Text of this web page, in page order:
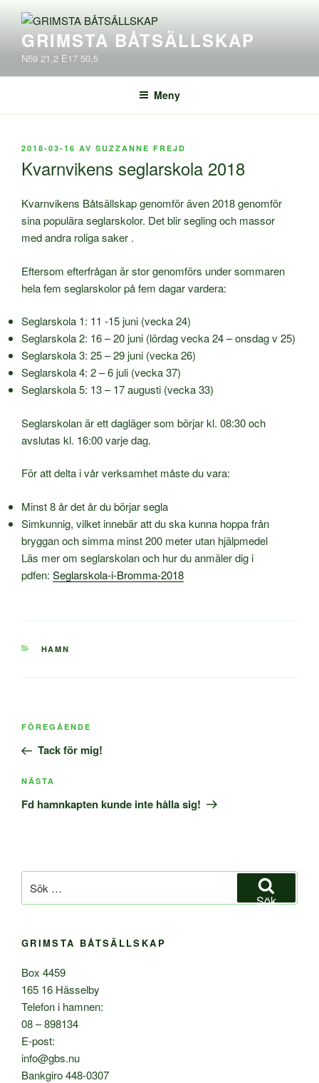
innehållGRIMSTA BÅTSÄLLSKAP
N59 21,2 E17 50,5
Meny
PUBLICERAT
2018-03-16 AV SUZZANNE FREJD
Kvarnvikens seglarskola 2018
Kvarnvikens Båtsällskap genomför även 2018 genomför
sina populära seglarskolor. Det blir segling och massor
med andra roliga saker .
Eftersom efterfrågan är stor genomförs under sommaren
hela fem seglarskolor på fem dagar vardera:
Seglarskola 1: 11 -15 juni (vecka 24)
Seglarskola 2: 16 – 20 juni (lördag vecka 24 – onsdag v 25)
Seglarskola 3: 25 – 29 juni (vecka 26)
Seglarskola 4: 2 – 6 juli (vecka 37)
Seglarskola 5: 13 – 17 augusti (vecka 33)
Seglarskolan är ett dagläger som börjar kl. 08:30 och
avslutas kl. 16:00 varje dag.
För att delta i vår verksamhet måste du vara:
Minst 8 år det år du börjar segla
Simkunnig, vilket innebär att du ska kunna hoppa från
bryggan och simma minst 200 meter utan hjälpmedel
Läs mer om seglarskolan och hur du anmäler dig i
pdfen: Seglarskola-i-Bromma-2018
KATEGORIER
HAMN
Inläggsnavigering
Föregående
inlägg
FÖREGÅENDE
Tack för mig!
Nästa
inlägg
NÄSTA
Fd hamnkapten kunde inte hålla sig!
efter:
Sök
GRIMSTA BÅTSÄLLSKAP
Box 4459
165 16 Hässelby
Telefon i hamnen:
08 – 898134
E-post:
info@gbs.nu
Bankgiro 448-0307